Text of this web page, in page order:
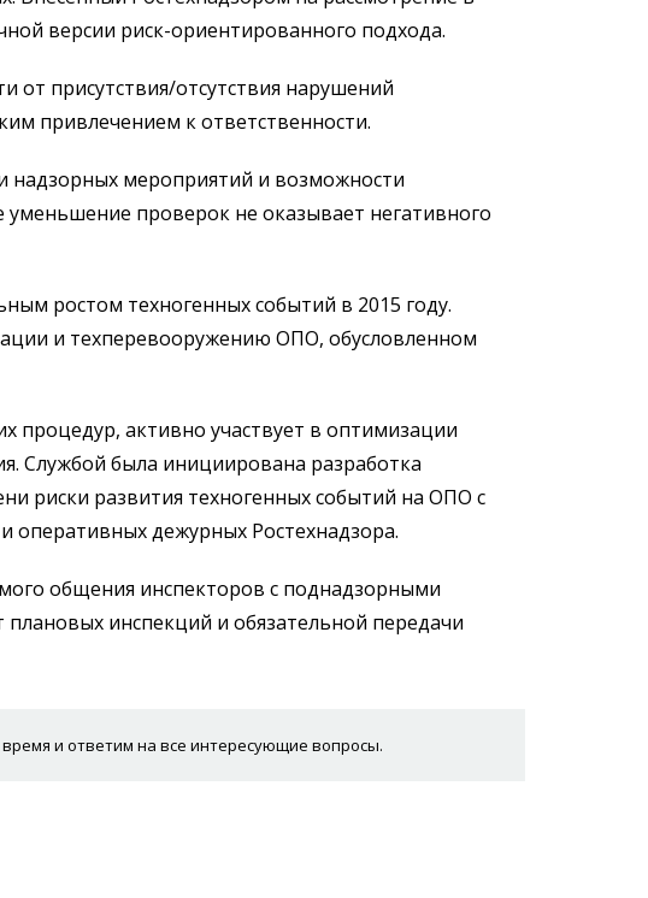
версии риск-ориентированного подхода.
от присутствия/отсутствия нарушений
привлечением к ответственности.
надзорных мероприятий и возможности
проверок не оказывает негативного
ростом техногенных событий в 2015 году.
и техперевооружению ОПО, обусловленном
процедур, активно участвует в оптимизации
Службой была инициирована разработка
риски развития техногенных событий на ОПО с
оперативных дежурных Ростехнадзора.
общения инспекторов с поднадзорными
инспекций и обязательной передачи
и ответим на все интересующие вопросы.